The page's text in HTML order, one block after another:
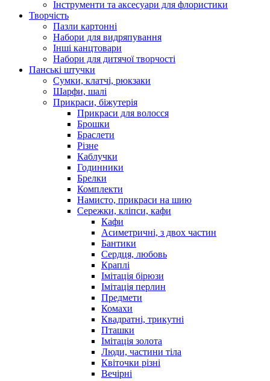
Інструменти та аксесуари для флористики
Творчість
Пазли картонні
Набори для видряпування
Інші канцтовари
Набори для дитячої творчості
Панські штучки
Сумки, клатчі, рюкзаки
Шарфи, шалі
Прикраси, біжутерія
Прикраси для волосся
Брошки
Браслети
Різне
Каблучки
Годинники
Брелки
Комплекти
Намисто, прикраси на шию
Сережки, кліпси, кафи
Кафи
Асиметричні, з двох частин
Бантики
Сердця, любовь
Краплі
Імітація бірюзи
Імітація перлин
Предмети
Комахи
Квадратні, трикутні
Пташки
Імітація золота
Люди, частини тіла
Квіточки різні
Вечірні